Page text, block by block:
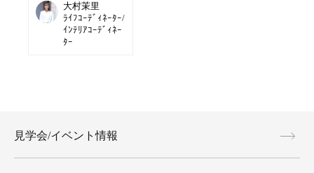
大村茉里
ﾗｲﾌｺｰﾃﾞｨﾈｰﾀｰ/
ｲﾝﾃﾘｱｺｰﾃﾞｨﾈｰ
ﾀｰ
見学会/イベント情報